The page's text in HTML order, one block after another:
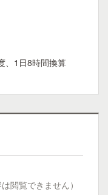
、1日8時間換算
閲覧できません）